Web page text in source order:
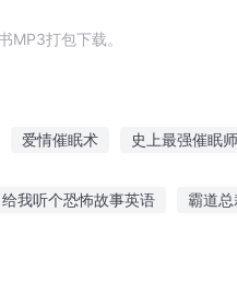
MP3打包下载。
爱情催眠术 史上最强催眠师
给我听个恐怖故事英语 霸道